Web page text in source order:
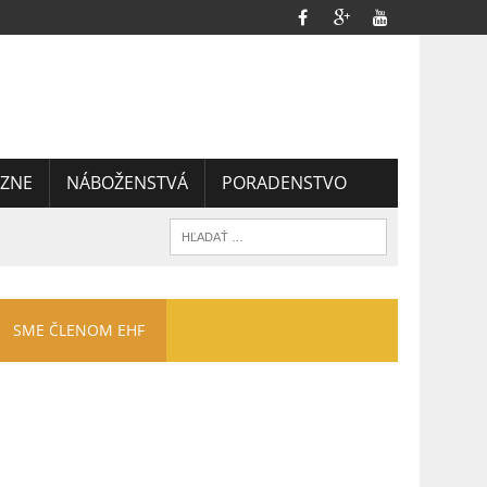
NÁBOŽENSTVÁ PORADENSTVO
SME ČLENOM EHF